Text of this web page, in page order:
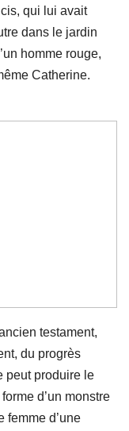
qui lui avait
dans le jardin
homme rouge,
Catherine.
testament,
du progrès
peut produire le
d’un monstre
femme d’une